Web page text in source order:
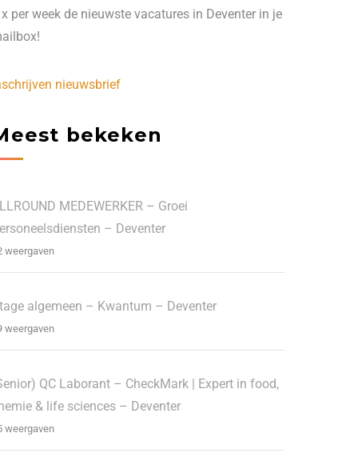
per week de nieuwste vacatures in Deventer in je
nieuwsbrief
bekeken
MEDEWERKER – Groei
– Deventer
weergaven
algemeen – Kwantum – Deventer
weergaven
QC Laborant – CheckMark | Expert in food,
& life sciences – Deventer
weergaven